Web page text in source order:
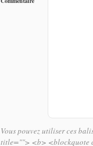
Vous pouvez utiliser ces
title=""> <b> <blockquote